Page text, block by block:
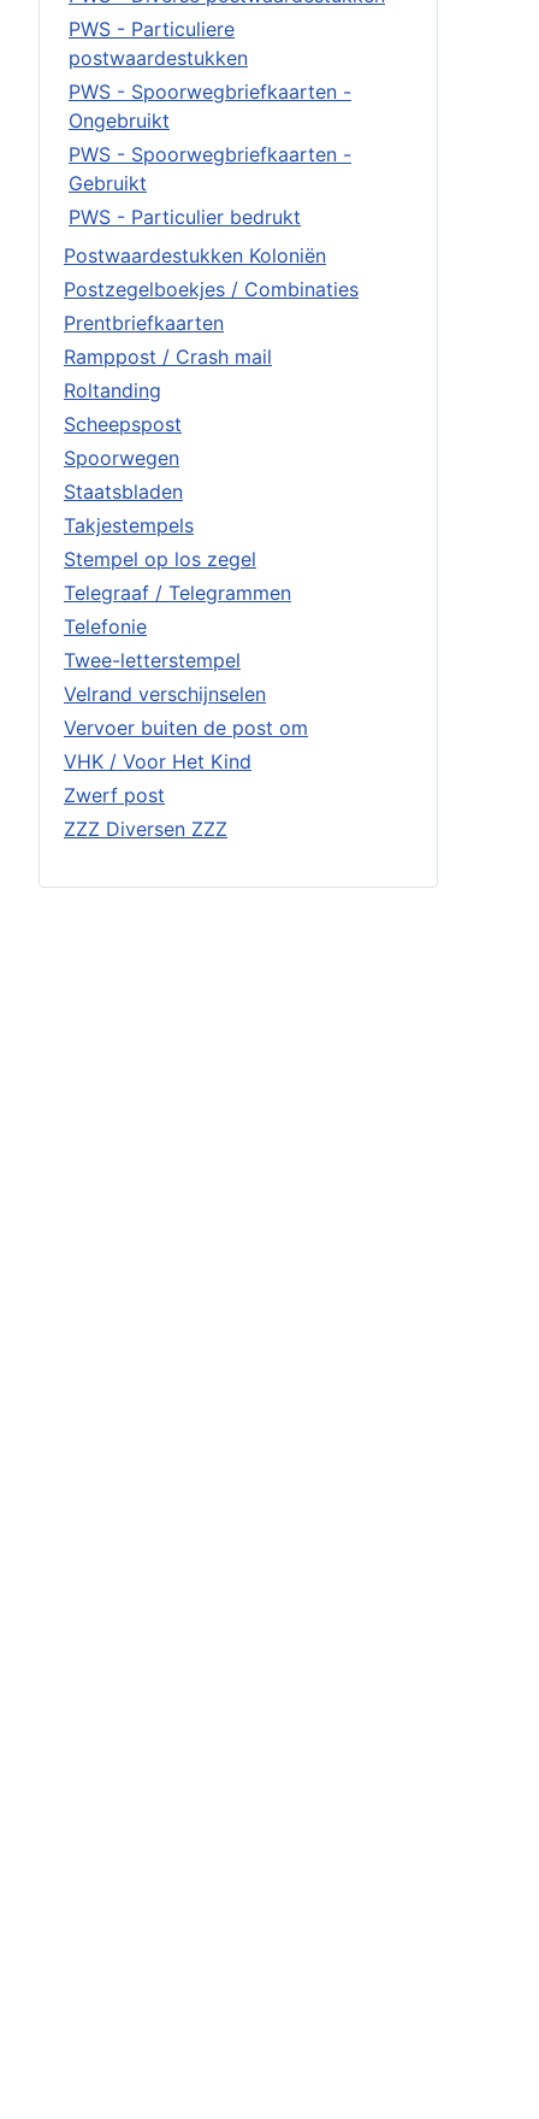
PWS - Particuliere
postwaardestukken
PWS - Spoorwegbriefkaarten -
Ongebruikt
PWS - Spoorwegbriefkaarten -
Gebruikt
PWS - Particulier bedrukt
Postwaardestukken Koloniën
Postzegelboekjes / Combinaties
Prentbriefkaarten
Ramppost / Crash mail
Roltanding
Scheepspost
Spoorwegen
Staatsbladen
Takjestempels
Stempel op los zegel
Telegraaf / Telegrammen
Telefonie
Twee-letterstempel
Velrand verschijnselen
Vervoer buiten de post om
VHK / Voor Het Kind
Zwerf post
ZZZ Diversen ZZZ